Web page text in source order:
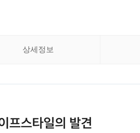
상세정보